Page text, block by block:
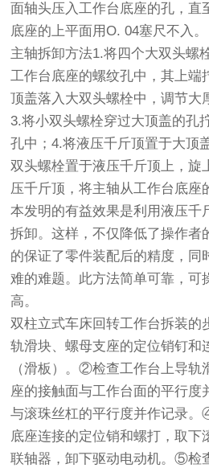
面轴头压入工作台底座的孔，直
底座的上平面用O. 04塞尺不入。
主轴拆卸方法1.将四个大双头螺
工作台底座的螺纹孔中，其上端
顶盖落入大双头螺栓中，调节大
3.将小双头螺栓穿过大顶盖的孔
孔中；4.将液压千斤顶置于大顶
双头螺栓置于液压千斤顶上，旋
压千斤顶，将主轴从工作台底座
本发明的有益效果是利用液压千
拆卸。这样，不仅降低了操作者
的保证了零件装配后的精度，同
难的难题。此方法简单可靠，可
高。
双柱立式车床回转工作台拆装
轨滑块、螺母支座的定位销钉和
（滑板）。②检查工作台上导轨
座的接触面与工作台面的平行
与滚珠丝杠的平行度并作记录
底座连接的定位销和螺打，取下
联轴器，卸下驱动电动机。⑤检